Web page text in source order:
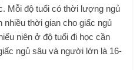
Mỗi độ tuổi có thời lượng ngủ
nhiều thời gian cho giấc ngủ
niên ở độ tuổi đi học cần
ngủ sâu và người lớn là 16-